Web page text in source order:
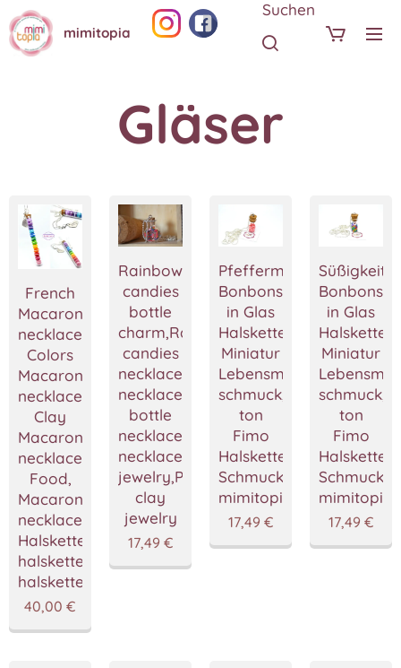
mimitopia
Suchen
Gläser
French
Macaron
necklace,Rainbow
Colors
Macaron
necklace,Polymer
Clay
Macaron
necklace,Miniature
Food,
Macaron
necklace,macaron
Halskette,fimo
halskette,Lebensmittel
halskette
40,00 €
Rainbow
candies
bottle
charm,Rainbow
candies
necklace,Bottle
necklace,Tiny
bottle
necklace,Candy
necklace,Food
jewelry,Polymer
clay
jewelry
17,49 €
Pfefferminz
Bonbons
in Glas
Halskette,
Miniatur
Lebensmittel
schmuck,Polymer
ton
Fimo
Halskette,Handgemacht
Schmuckstücke
mimitopia
17,49 €
Bonbons
in Glas
Halskette,
Miniatur
ton
Fimo
mimitopia
17,49 €